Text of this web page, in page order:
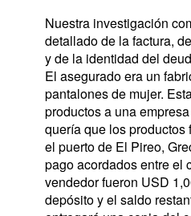
Nuestra investigación
detallado de la factura,
y de la identidad del
El asegurado era un
pantalones de mujer.
productos a una
quería que los productos
el puerto de El Pireo,
pago acordados entre el
vendedor fueron USD
depósito y el saldo